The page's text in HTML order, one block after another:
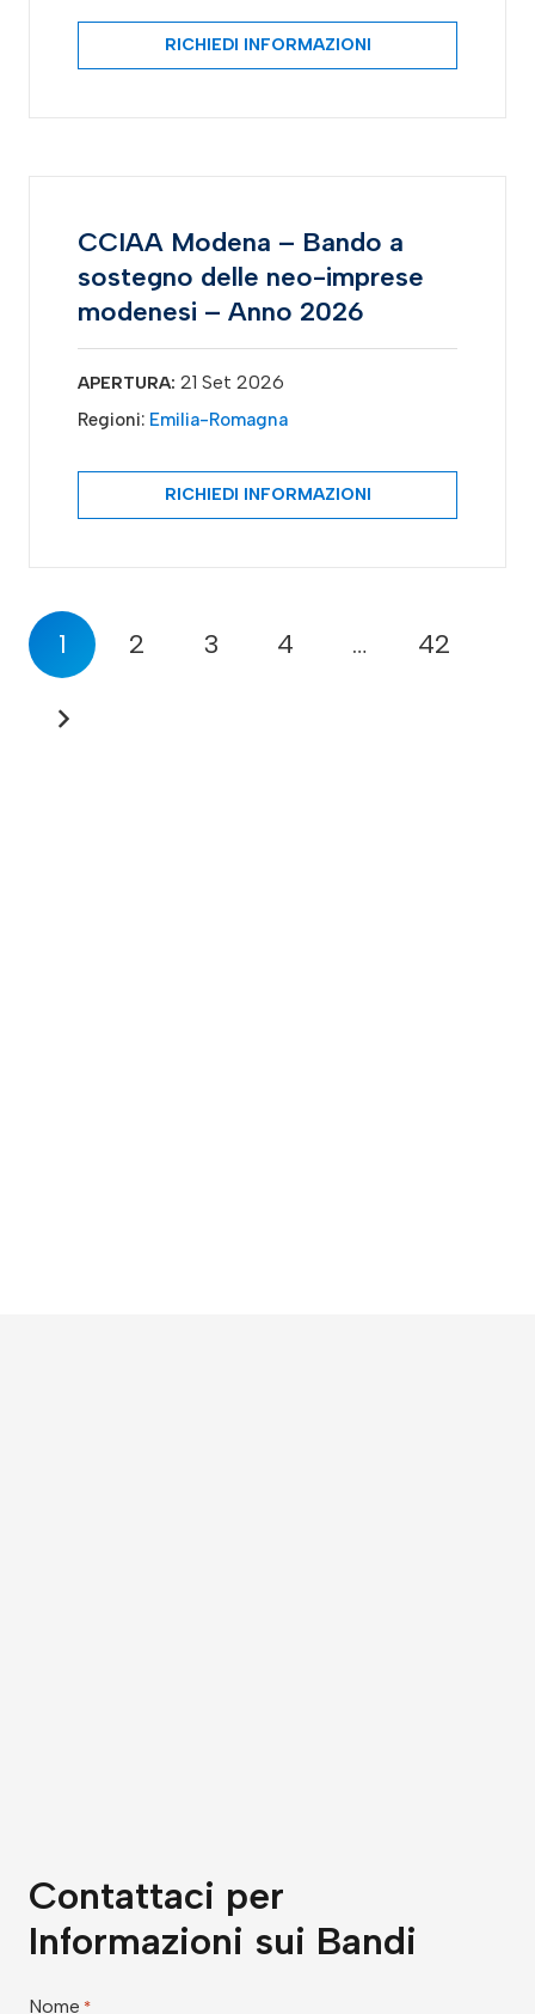
RICHIEDI INFORMAZIONI
CCIAA Modena – Bando a
sostegno delle neo-imprese
modenesi – Anno 2026
APERTURA: 21 Set 2026
Regioni: Emilia-Romagna
RICHIEDI INFORMAZIONI
1 2 3 4 … 42
Contattaci per
Informazioni sui Bandi
Nome *